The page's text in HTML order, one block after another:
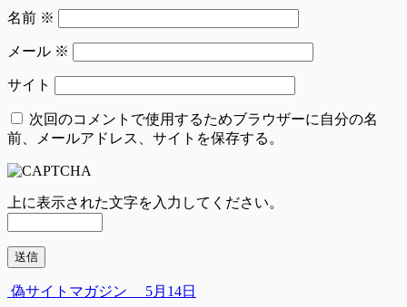
名前 ※
メール ※
サイト
次回のコメントで使用するためブラウザーに自分の名
前、メールアドレス、サイトを保存する。
上に表示された文字を入力してください。
偽サイトマガジン 5月14日